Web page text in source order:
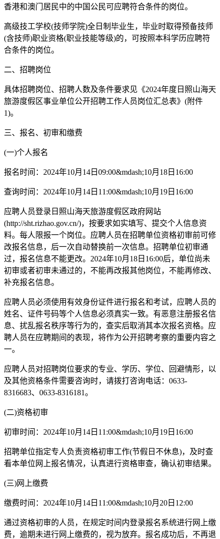
香港和澳门居民中的中国公民可应聘符合条件的岗位。
高级技工学校(技师学院)全日制毕业生，毕业时取得预备技师
(含技师)职业资格(职业技能等级)的，可按照本科学历应聘符
合条件的岗位。
二、招聘岗位
具体招聘岗位、招聘人数及条件要求见《2024年度日照山海天
旅游度假区事业单位公开招聘工作人员岗位汇总表》(附件
1)。
三、报名、初审和缴费
(一)个人报名
报名时间：2024年10月14日09:00&mdash;10月18日16:00
查询时间：2024年10月14日11:00&mdash;10月19日16:00
应聘人员登录日照山海天旅游度假区政府网站
(http://sht.rizhao.gov.cn/)，按要求如实填写、提交个人信息资
料。每人限报一个岗位。应聘人员在招聘单位资格初审前可修
改报名信息，后一次自动替换前一次信息。招聘单位初审通
过，报名信息不能更改。2024年10月18日16:00后，单位尚未
初审或者初审未通过的，不能再改报其他岗位，不能再修改、
补充报名信息。
应聘人员必须使用有效身份证件进行报名和考试，应聘人员的
姓名、证件号码等个人信息必须真实一致。有恶意注册报名信
息、扰乱报名秩序等行为的，查实后取消其本次报名资格。应
聘人员在应聘期间的表现，将作为公开招聘考察的重要内容之
一。
应聘人员对招聘岗位要求的专业、学历、学位、回避情形，以
及其他资格条件需要咨询时，请拨打咨询电话：0633-
8316683、0633-8316181。
(二)资格初审
初审时间：2024年10月14日11:00&mdash;10月19日16:00
招聘单位指定专人负责资格初审工作(节假日不休息)，及时查
看本单位网上报名情况，认真进行资格审查，确认初审结果。
(三)网上缴费
缴费时间：2024年10月14日11:00&mdash;10月20日12:00
通过资格初审的人员，在规定时间内登录报名系统进行网上缴
费，逾期未进行网上缴费的，视为放弃。报名成功后，不再退